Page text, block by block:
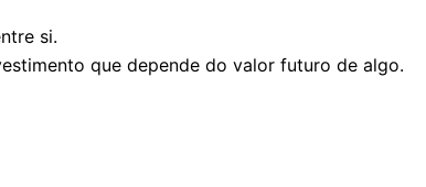
si.
que depende do valor futuro de algo.